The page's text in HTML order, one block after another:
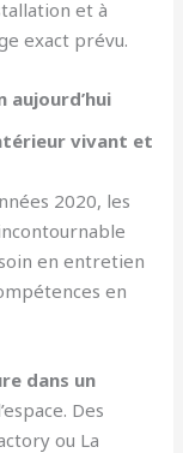
et à
exact prévu.
aujourd’hui
vivant et
2020, les
en entretien
en
dans un
Des
ou La